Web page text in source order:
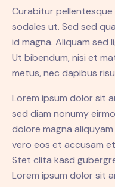
Curabitur pellentesque
sodales ut. Sed sed
id magna. Aliquam
Ut bibendum, nisi et
metus, nec dapibus
Lorem ipsum dolor sit
sed diam nonumy
dolore magna
vero eos et accusam
Stet clita kasd
Lorem ipsum dolor sit